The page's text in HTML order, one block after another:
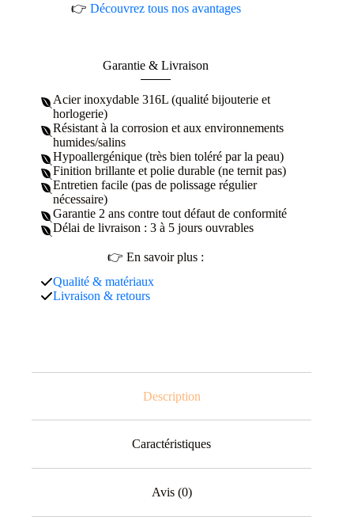
👉 Découvrez tous nos avantages
Garantie & Livraison
Acier inoxydable 316L (qualité bijouterie et
horlogerie)
Résistant à la corrosion et aux environnements
humides/salins
Hypoallergénique (très bien toléré par la peau)
Finition brillante et polie durable (ne ternit pas)
Entretien facile (pas de polissage régulier
nécessaire)
Garantie 2 ans contre tout défaut de conformité
Délai de livraison : 3 à 5 jours ouvrables
👉 En savoir plus :
Qualité & matériaux
Livraison & retours
Description
Caractéristiques
Avis (0)